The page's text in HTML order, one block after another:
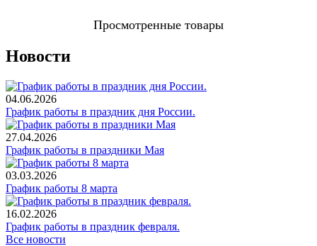
Просмотренные товары
Новости
04.06.2026
График работы в праздник дня России.
27.04.2026
График работы в праздники Мая
03.03.2026
График работы 8 марта
16.02.2026
График работы в праздник февраля.
Все новости